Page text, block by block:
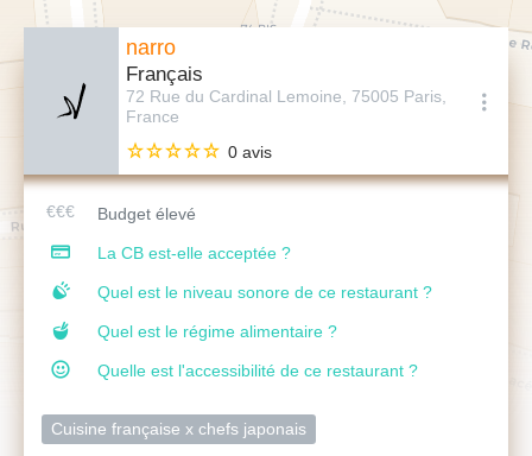
narro
Français
72 Rue du Cardinal Lemoine, 75005 Paris,
France
0 avis
Budget élevé
La CB est-elle acceptée ?
Quel est le niveau sonore de ce restaurant ?
Quel est le régime alimentaire ?
Quelle est l'accessibilité de ce restaurant ?
Cuisine française x chefs japonais